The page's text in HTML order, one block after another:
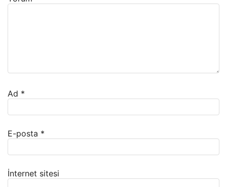
Ad *
E-posta *
İnternet sitesi